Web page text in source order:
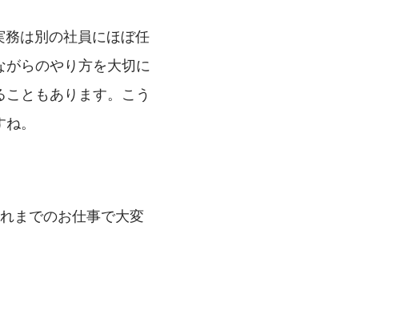
は別の社員にほぼ任
らのやり方を大切に
ともあります。こう
。
までのお仕事で大変